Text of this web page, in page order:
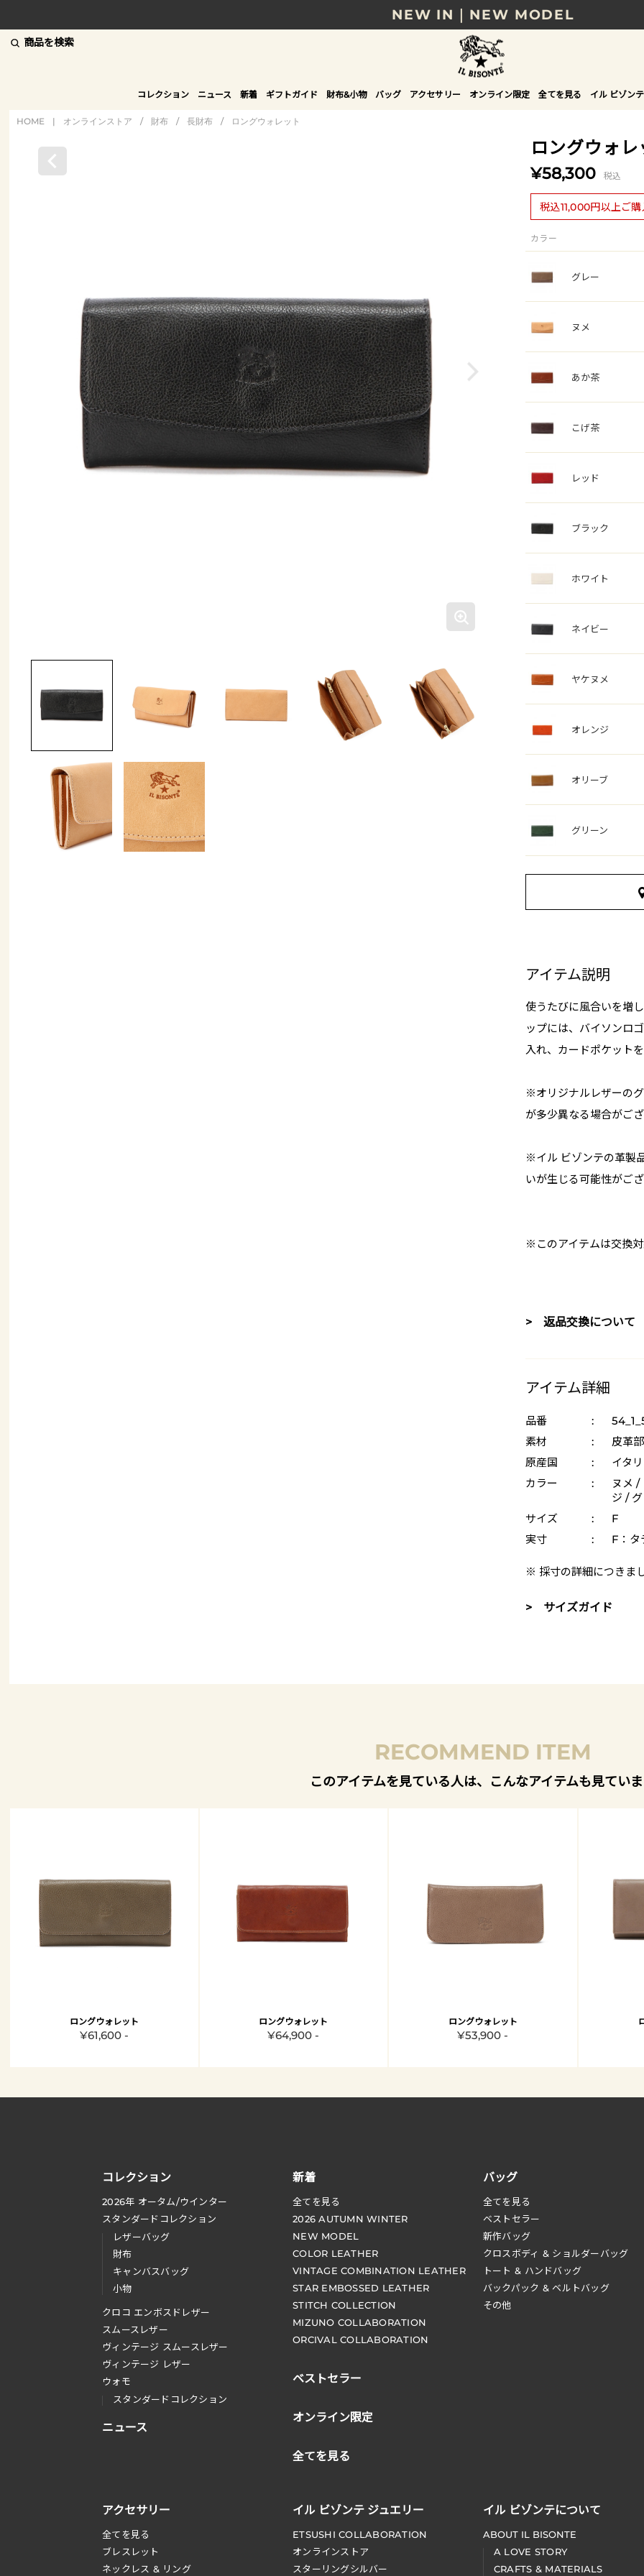
NEW IN｜NEW MODEL
8/17(月)10時まで｜税込11,000円以上で送料無
贈る相手やシーンから選べる、新しいギフトガ
NEW IN｜COLOR LEATHER
商品を検索
コレクション ニュース 新着 ギフトガイド 財布&小物 バッグ アクセサリー オンライン限定 全てを見る イル ビゾン
HOME | オンラインストア / 財布 / 長財布 / ロングウォレット
ロングウォ
¥58,300 税込
税込11,000円以上ご
カラー
グレー
ヌメ
あか茶
こげ茶
レッド
ブラック
ホワイト
ネイビー
ヤケヌメ
オレンジ
オリーブ
グリーン
アイテム説明
使うたびに風合いを増
ップには、バイソンロ
入れ、カードポケット
※オリジナルレザーの
が多少異なる場合がご
※イル ビゾンテの革製
いが生じる可能性がご
※このアイテムは交換
> 返品交換について
アイテム詳細
品番 :
素材
:
皮革
原産国
:
イタ
カラー
:
ヌメ /
ジ /
サイズ
:
F
実寸
: F：タ
※ 採寸の詳細につきま
> サイズガイド
RECOMMEND ITEM
このアイテムを見ている人は、こんなアイテムも見てい
ロングウォレット
¥61,600 -
ロングウォレット
¥64,900 -
ロングウォレット
¥53,900 -
コレクション
2026年 オータム/ウインター
スタンダードコレクション
レザーバッグ
財布
キャンバスバッグ
小物
クロコ エンボスドレザー
スムースレザー
ヴィンテージ スムースレザー
ヴィンテージ レザー
ウォモ
スタンダードコレクション
ニュース
新着
全てを見る
2026 AUTUMN WINTER
NEW MODEL
COLOR LEATHER
VINTAGE COMBINATION LEATHER
STAR EMBOSSED LEATHER
STITCH COLLECTION
MIZUNO COLLABORATION
ORCIVAL COLLABORATION
ベストセラー
オンライン限定
全てを見る
バッグ
全てを見る
ベストセラー
新作バッグ
クロスボディ & ショルダーバッグ
トート & ハンドバッグ
バックパック & ベルトバッグ
その他
アクセサリー
全てを見る
ブレスレット
ネックレス & リング
イル ビゾンテ ジュエリー
ETSUSHI COLLABORATION
オンラインストア
スターリングシルバー
イル ビゾンテについて
ABOUT IL BISONTE
A LOVE STORY
CRAFTS & MATERIALS